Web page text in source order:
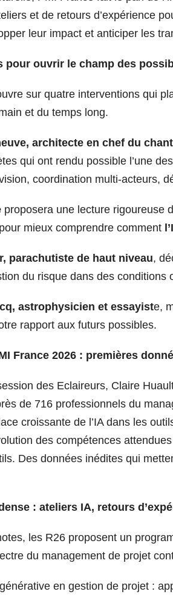
et de retours d’expérience
leur impact et anticiper les
pour ouvrir le champ des
sur quatre interventions qui
et du temps long.
architecte en chef du
qui ont rendu possible l’une
coordination multi-acteurs,
proposera une lecture rigoureuse
mieux comprendre comment
parachutiste de haut niveau,
du risque dans des conditions
astrophysicien et essayiste,
rapport aux futurs possibles.
France 2026 : premières
des Eclaireurs, Claire
de 716 professionnels du
croissante de l’IA dans les
des compétences
Des données inédites qui
: ateliers IA, retours
les R26 proposent un
du management de projet
en gestion de projet :